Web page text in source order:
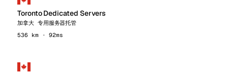
Toronto Dedicated Servers
加拿大 专用服务器托管
536 km · 92ms